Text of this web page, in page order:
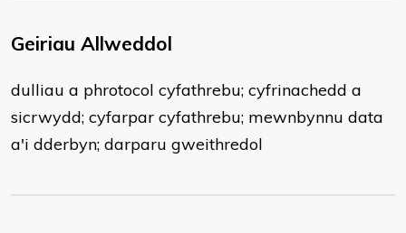
Geiriau Allweddol
dulliau a phrotocol cyfathrebu; cyfrinachedd a
sicrwydd; cyfarpar cyfathrebu; mewnbynnu data
a'i dderbyn; darparu gweithredol